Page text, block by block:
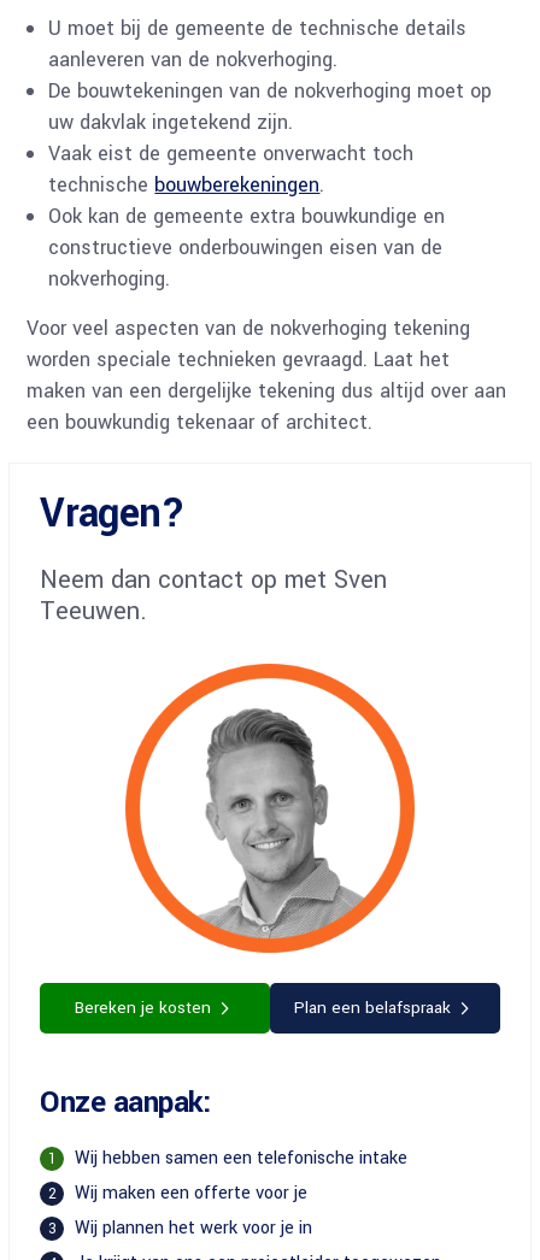
U moet bij de gemeente de technische details
aanleveren van de nokverhoging.
De bouwtekeningen van de nokverhoging moet op
uw dakvlak ingetekend zijn.
Vaak eist de gemeente onverwacht toch
technische bouwberekeningen.
Ook kan de gemeente extra bouwkundige en
constructieve onderbouwingen eisen van de
nokverhoging.
Voor veel aspecten van de nokverhoging tekening
worden speciale technieken gevraagd. Laat het
maken van een dergelijke tekening dus altijd over aan
een bouwkundig tekenaar of architect.
Vragen?
Neem dan contact op met Sven
Teeuwen.
Bereken je kosten Plan een belafspraak
Onze aanpak:
1 Wij hebben samen een telefonische intake
2 Wij maken een offerte voor je
3 Wij plannen het werk voor je in